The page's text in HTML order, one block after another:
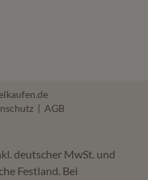
| AGB
deutscher MwSt. und
Festland. Bei